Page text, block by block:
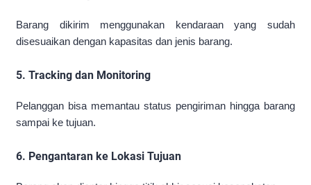
Barang dikirim menggunakan kendaraan yang sudah
disesuaikan dengan kapasitas dan jenis barang.
5. Tracking dan Monitoring
Pelanggan bisa memantau status pengiriman hingga barang
sampai ke tujuan.
6. Pengantaran ke Lokasi Tujuan